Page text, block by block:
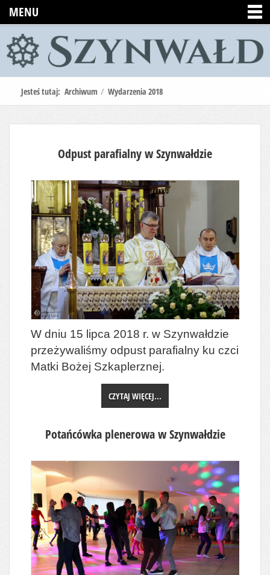
MENU
Jesteś tutaj: Archiwum / Wydarzenia 2018
Odpust parafialny w Szynwałdzie
W dniu 15 lipca 2018 r. w Szynwałdzie
przeżywaliśmy odpust parafialny ku czci
Matki Bożej Szkaplerznej.
CZYTAJ WIĘCEJ...
Potańcówka plenerowa w Szynwałdzie